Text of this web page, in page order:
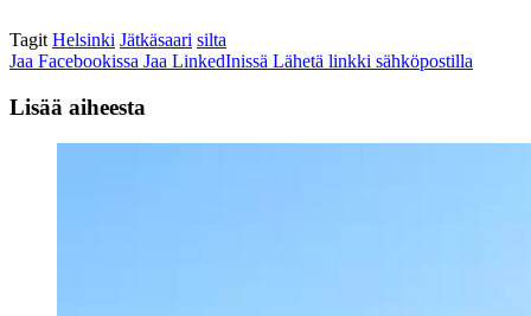
Tagit Helsinki Jätkäsaari silta
Jaa Facebookissa Jaa LinkedInissä Lähetä linkki sähköpostilla
Lisää aiheesta